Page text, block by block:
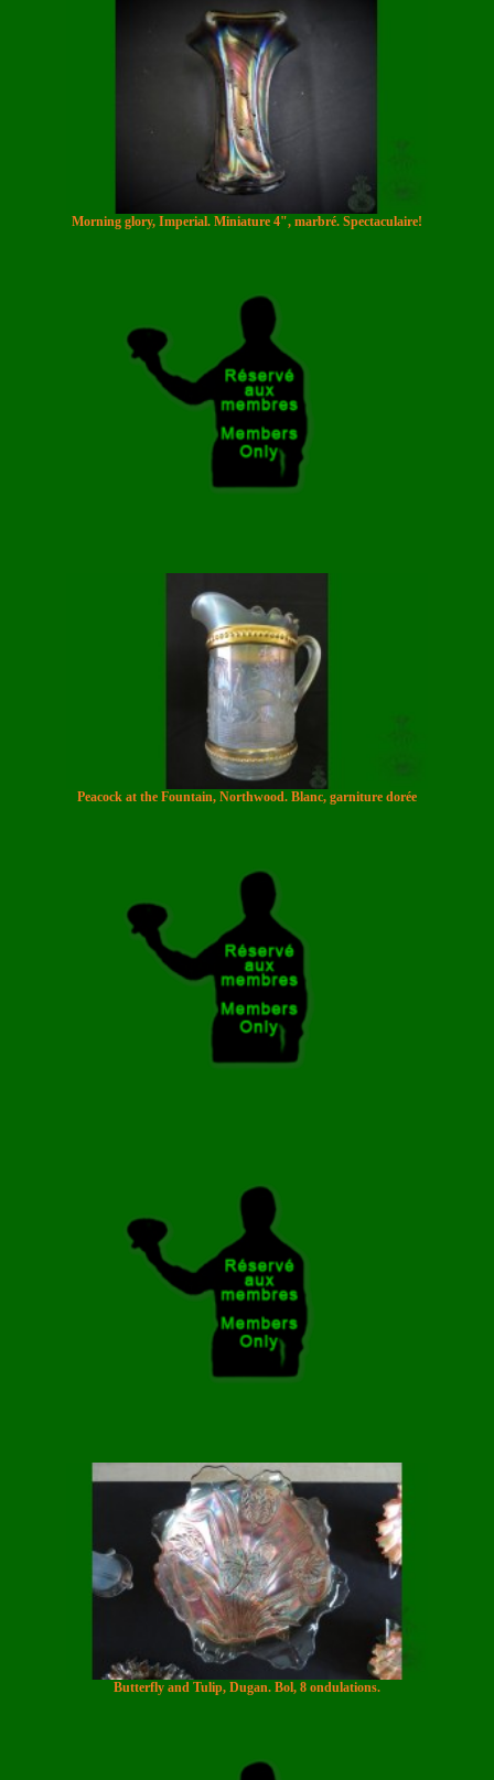
Morning glory, Imperial. Miniature 4", marbré. Spectaculaire!
Peacock at the Fountain, Northwood. Blanc, garniture dorée
Butterfly and Tulip, Dugan. Bol, 8 ondulations.